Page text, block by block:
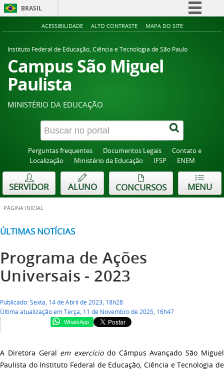
BRASIL
Simplifique!
Acesso à informação
ACESSIBILIDADE ALTO CONTRASTE MAPA DO SITE
Instituto Federal de Educação, Ciência e Tecnologia de São Paulo
Campus São Miguel
Paulista
MINISTÉRIO DA EDUCAÇÃO
Perguntas frequentes Documentos Legais
Contato e
Localização
Ministério da Educação IFSP ENEM
PÁGINA INICIAL
SERVIDOR ALUNO CONCURSOS MENU
ÚLTIMAS NOTÍCIAS
Programa de Ações
Universais - 2023
Publicado: Sexta, 14 de Abril de 2023, 18h28
Última atualização em Terça, 11 de Novembro de 2025, 16h47
WhatsApp
A Diretora Geral em exercíciodo Câmpus Avançado São Miguel
Paulista do Instituto Federal de Educação, Ciência e Tecnologia de